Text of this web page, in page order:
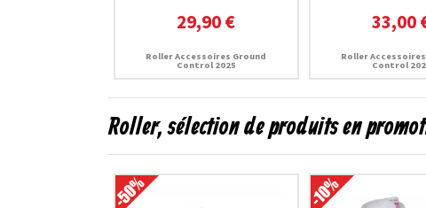
29,90 €
Roller Accessoires Ground
Control 2025
33,00
Roller
Control
Roller, sélection de produits en